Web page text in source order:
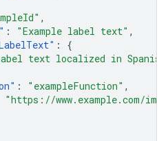
,
" : "Example label text" ,
" :
{
text localized in
" : "exampleFunction" ,
"https://www.example.com/